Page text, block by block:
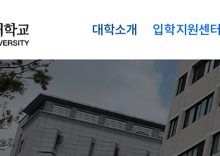
대학소개 입학지원센터